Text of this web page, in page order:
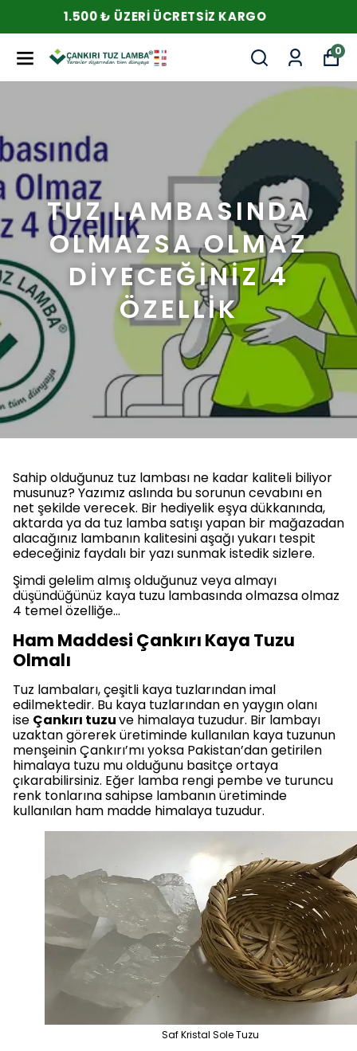
1.500 ₺ ÜZERI ÜCRETSIZ KARGO
0
TUZ LAMBASINDA
OLMAZSA OLMAZ
DİYECEĞİNİZ 4
ÖZELLİK
Sahip olduğunuz tuz lambası ne kadar kaliteli biliyor
musunuz? Yazımız aslında bu sorunun cevabını en
net şekilde verecek. Bir hediyelik eşya dükkanında,
aktarda ya da tuz lamba satışı yapan bir mağazadan
alacağınız lambanın kalitesini aşağı yukarı tespit
edeceğiniz faydalı bir yazı sunmak istedik sizlere.
Şimdi gelelim almış olduğunuz veya almayı
düşündüğünüz kaya tuzu lambasında olmazsa olmaz
4 temel özelliğe…
Ham Maddesi Çankırı Kaya Tuzu
Olmalı
Tuz lambaları, çeşitli kaya tuzlarından imal
edilmektedir. Bu kaya tuzlarından en yaygın olanı
ise Çankırı tuzuve himalaya tuzudur. Bir lambayı
uzaktan görerek üretiminde kullanılan kaya tuzunun
menşeinin Çankırı’mı yoksa Pakistan’dan getirilen
himalaya tuzu mu olduğunu basitçe ortaya
çıkarabilirsiniz. Eğer lamba rengi pembe ve turuncu
renk tonlarına sahipse lambanın üretiminde
kullanılan ham madde himalaya tuzudur.
Saf Kristal Sole Tuzu